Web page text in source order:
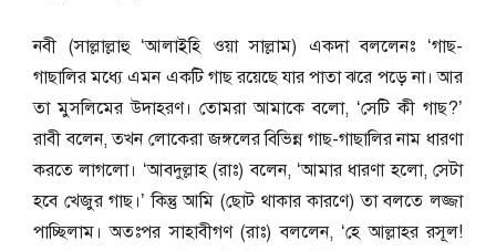
নবী (সাল্লাল্লাহু ‘আলাইহি ওয়া সাল্লাম) একদা বললেনঃ ‘গাছ-
গাছালির মধ্যে এমন একটি গাছ রয়েছে যার পাতা ঝরে পড়ে না। আর
তা মুসলিমের উদাহরণ। তোমরা আমাকে বলো, ‘সেটি কী গাছ?’
রাবী বলেন, তখন লোকেরা জঙ্গলের বিভিন্ন গাছ-গাছালির নাম ধারণা
করতে লাগলো। ‘আবদুল্লাহ (রাঃ) বলেন, ‘আমার ধারণা হলো, সেটা
হবে খেজুর গাছ।’ কিন্তু আমি (ছোট থাকার কারণে) তা বলতে লজ্জা
পাচ্ছিলাম। অতঃপর সাহাবীগণ (রাঃ) বললেন, ‘হে আল্লাহর রসূল!